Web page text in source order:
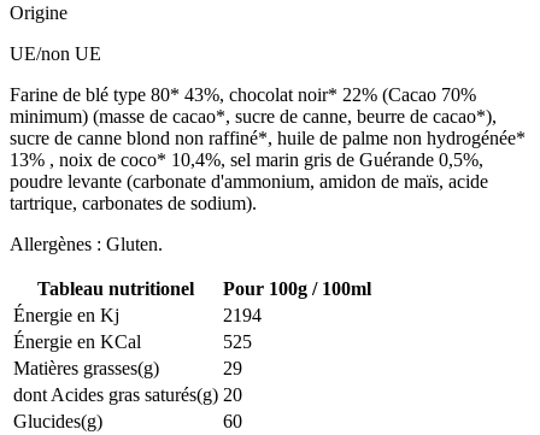
Origine
UE/non UE
Farine de blé type 80* 43%, chocolat noir* 22% (Cacao 70%
minimum) (masse de cacao*, sucre de canne, beurre de cacao*),
sucre de canne blond non raffiné*, huile de palme non hydrogénée*
13% , noix de coco* 10,4%, sel marin gris de Guérande 0,5%,
poudre levante (carbonate d'ammonium, amidon de maïs, acide
tartrique, carbonates de sodium).
Allergènes : Gluten.
Tableau nutritionel
Pour 100g / 100ml
Énergie en Kj
2194
Énergie en KCal
525
Matières grasses(g)
29
dont Acides gras saturés(g) 20
Glucides(g)
60